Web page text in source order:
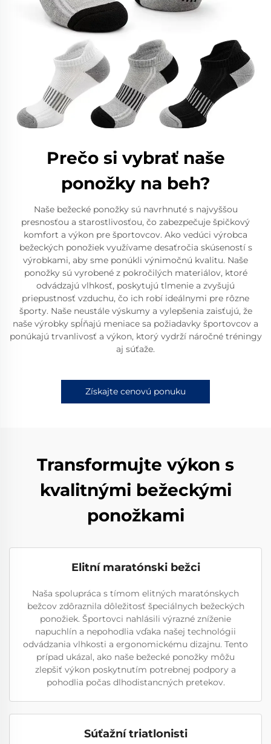
Prečo si vybrať naše
ponožky na beh?
Naše bežecké ponožky sú navrhnuté s najvyššou
presnosťou a starostlivosťou, čo zabezpečuje špičkový
komfort a výkon pre športovcov. Ako vedúci výrobca
bežeckých ponožiek využívame desaťročia skúseností s
výrobkami, aby sme ponúkli výnimočnú kvalitu. Naše
ponožky sú vyrobené z pokročilých materiálov, ktoré
odvádzajú vlhkosť, poskytujú tlmenie a zvyšujú
priepustnosť vzduchu, čo ich robí ideálnymi pre rôzne
športy. Naše neustále výskumy a vylepšenia zaisťujú, že
naše výrobky spĺňajú meniace sa požiadavky športovcov a
ponúkajú trvanlivosť a výkon, ktorý vydrží náročné tréningy
aj súťaže.
Získajte cenovú ponuku
Transformujte výkon s
kvalitnými bežeckými
ponožkami
Elitní maratónski bežci
Naša spolupráca s tímom elitných maratónskych
bežcov zdôraznila dôležitosť špeciálnych bežeckých
ponožiek. Športovci nahlásili výrazné zníženie
napuchlín a nepohodlia vďaka našej technológii
odvádzania vlhkosti a ergonomickému dizajnu. Tento
prípad ukázal, ako naše bežecké ponožky môžu
zlepšiť výkon poskytnutím potrebnej podpory a
pohodlia počas dlhodistancných pretekov.
Súťažní triatlonisti